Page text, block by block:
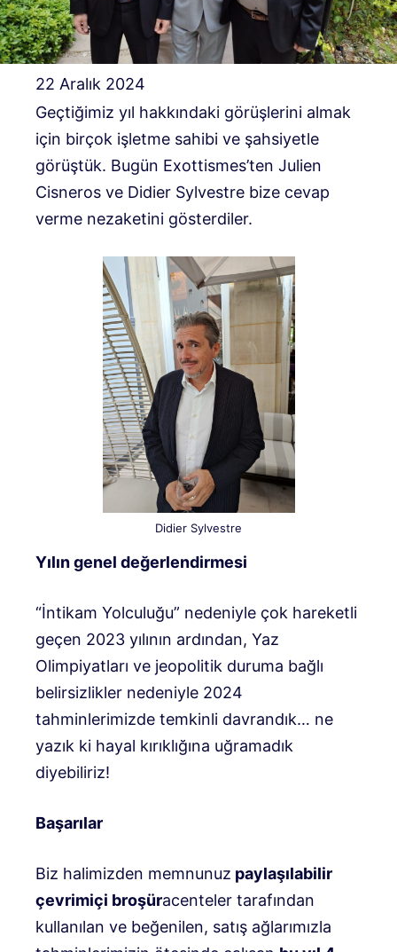
22 Aralık 2024
Geçtiğimiz yıl hakkındaki görüşlerini almak
için birçok işletme sahibi ve şahsiyetle
görüştük. Bugün Exottismes’ten Julien
Cisneros ve Didier Sylvestre bize cevap
verme nezaketini gösterdiler.
Didier Sylvestre
Yılın genel değerlendirmesi
“İntikam Yolculuğu” nedeniyle çok hareketli
geçen 2023 yılının ardından, Yaz
Olimpiyatları ve jeopolitik duruma bağlı
belirsizlikler nedeniyle 2024
tahminlerimizde temkinli davrandık… ne
yazık ki hayal kırıklığına uğramadık
diyebiliriz!
Başarılar
Biz halimizden memnunuz paylaşılabilir
çevrimiçi broşüracenteler tarafından
kullanılan ve beğenilen, satış ağlarımızla